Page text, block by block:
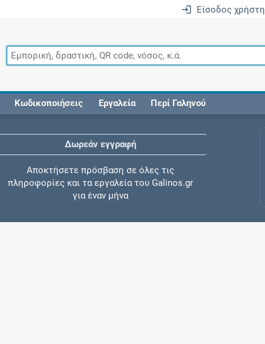
Είσοδος χρήστη
Κωδικοποιήσεις Εργαλεία Περί Γαληνού
Δωρεάν εγγραφή
Αποκτήσετε πρόσβαση σε όλες τις
πληροφορίες και τα εργαλεία του Galinos.gr
για έναν μήνα